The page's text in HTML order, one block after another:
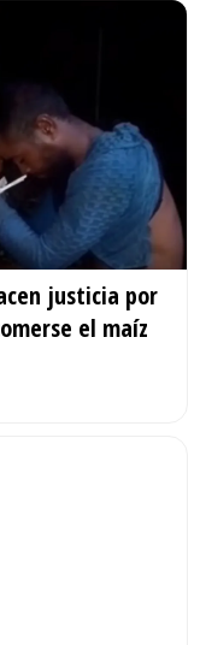
justicia por
el maíz